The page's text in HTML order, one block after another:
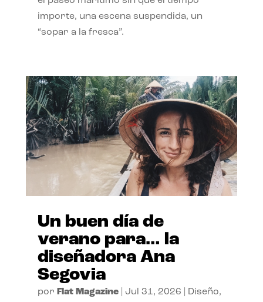
importe, una escena suspendida, un
“sopar a la fresca”.
Un buen día de
verano para… la
diseñadora Ana
Segovia
por Flat Magazine| Jul 31, 2026 Diseño,